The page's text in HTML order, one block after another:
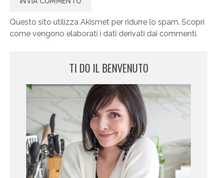
Questo sito utilizza Akismet per ridurre lo spam. Scopri
come vengono elaborati i dati derivati dai commenti.
TI DO IL BENVENUTO